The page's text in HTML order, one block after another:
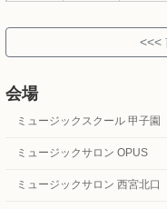
会場
ミュージックスクール 甲子園
ミュージックサロン OPUS
ミュージックサロン 西宮北口